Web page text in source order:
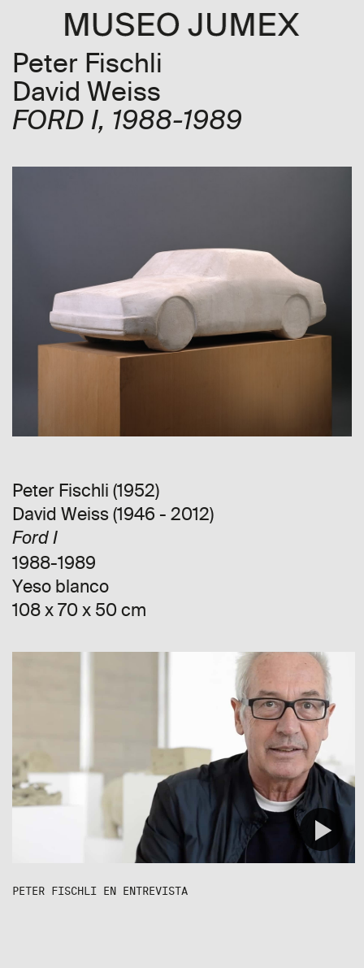
Peter Fischli
David Weiss
FORD I, 1988-1989
Peter Fischli (1952)
David Weiss (1946 - 2012)
Ford I
1988-1989
Yeso blanco
108 x 70 x 50 cm
PETER FISCHLI EN ENTREVISTA